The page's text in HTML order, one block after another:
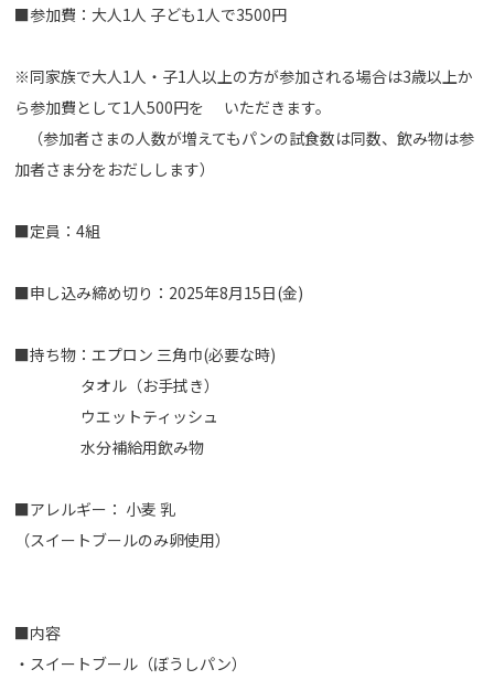
■参加費：大人1人 子ども1人で3500円
※同家族で大人1人・子1人以上の方が参加される場合は3歳以上か
ら参加費として1人500円を いただきます。
（参加者さまの人数が増えてもパンの試食数は同数、飲み物は参
加者さま分をおだしします）
■定員：4組
■申し込み締め切り：2025年8月15日(金)
■持ち物：エプロン 三角巾(必要な時)
タオル（お手拭き）
ウエットティッシュ
水分補給用飲み物
■アレルギー： 小麦 乳
（スイートブールのみ卵使用）
■内容
・スイートブール（ぼうしパン）